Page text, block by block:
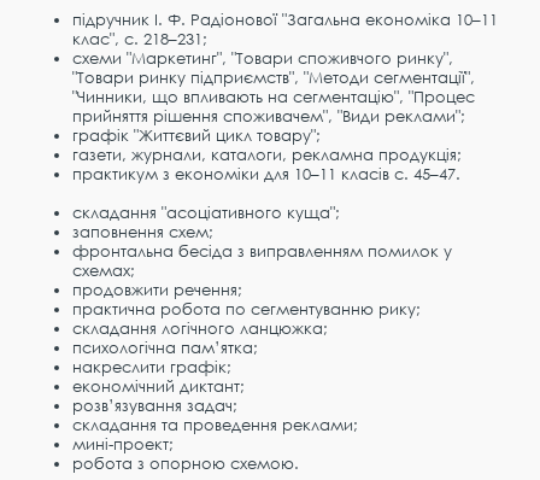
підручник І. Ф. Радіонової "Загальна економіка 10–11
клас", с. 218–231;
схеми "Маркетинг", "Товари споживчого ринку",
"Товари ринку підприємств", "Методи сегментації",
"Чинники, що впливають на сегментацію", "Процес
прийняття рішення споживачем", "Види реклами";
графік "Життєвий цикл товару";
газети, журнали, каталоги, рекламна продукція;
практикум з економіки для 10–11 класів с. 45–47.
складання "асоціативного куща";
заповнення схем;
фронтальна бесіда з виправленням помилок у
схемах;
продовжити речення;
практична робота по сегментуванню рику;
складання логічного ланцюжка;
психологічна пам’ятка;
накреслити графік;
економічний диктант;
розв’язування задач;
складання та проведення реклами;
мині-проект;
робота з опорною схемою.